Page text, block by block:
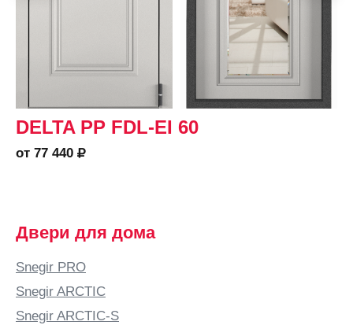
DELTA PP FDL-EI 60
от 77 440
Двери для дома
Snegir PRO
Snegir ARCTIC
Snegir ARCTIC-S